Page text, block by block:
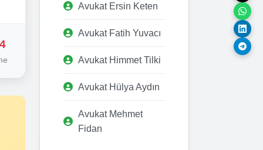
Avukat Ersin Keten
Avukat Fatih Yuvacı
Avukat Himmet Tilki
Avukat Hülya Aydın
Avukat Mehmet
Fidan